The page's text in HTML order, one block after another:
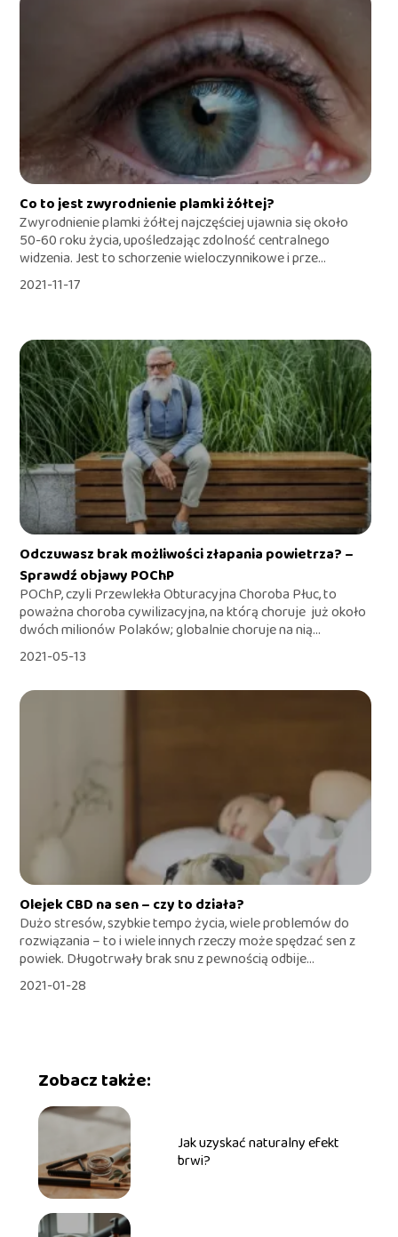
Co to jest zwyrodnienie plamki żółtej?
Zwyrodnienie plamki żółtej najczęściej ujawnia się około
50-60 roku życia, upośledzając zdolność centralnego
widzenia. Jest to schorzenie wieloczynnikowe i prze...
2021-11-17
Odczuwasz brak możliwości złapania powietrza? –
Sprawdź objawy POChP
POChP, czyli Przewlekła Obturacyjna Choroba Płuc, to
poważna choroba cywilizacyjna, na którą choruje już około
dwóch milionów Polaków; globalnie choruje na nią...
2021-05-13
Olejek CBD na sen – czy to działa?
Dużo stresów, szybkie tempo życia, wiele problemów do
rozwiązania – to i wiele innych rzeczy może spędzać sen z
powiek. Długotrwały brak snu z pewnością odbije...
2021-01-28
Zobacz także:
Jak uzyskać naturalny efekt
brwi?